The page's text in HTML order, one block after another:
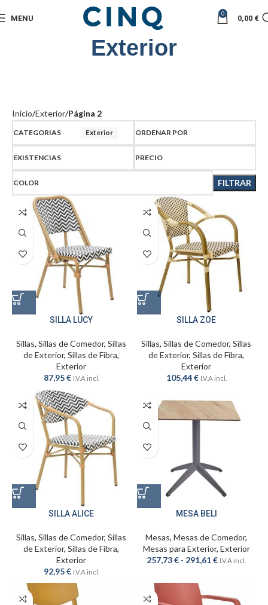
MENU 0 0,00 €
Exterior
Inicio Exterior Página 2
CATEGORIAS Exterior ORDENAR POR
EXISTENCIAS PRECIO
COLOR FILTRAR
SILLA LUCY
Sillas,Sillas de Comedor,Sillas
de Exterior,Sillas de Fibra,
Exterior
87,95€ I.V.A incl.
SILLA ZOE
Sillas,Sillas de Comedor,Sillas
de Exterior,Sillas de Fibra,
Exterior
105,44€ I.V.A incl.
SILLA ALICE
Sillas,Sillas de Comedor,Sillas
de Exterior,Sillas de Fibra,
Exterior
92,95€ I.V.A incl.
MESA BELI
Mesas,Mesas de Comedor,
Mesas para Exterior, Exterior
257,73€ - 291,61€ I.V.A incl.